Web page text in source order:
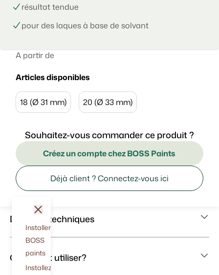
résultat tendue
pour des laques à base de solvant
A partir de
Articles disponibles
18 (Ø 31 mm) 20 (Ø 33 mm)
Souhaitez-vous commander ce produit ?
Créez un compte chez BOSS Paints
Déjà client ? Connectez-vous ici
Données techniques
Comment utiliser?
Installer
BOSS
paints
Installez
fermer